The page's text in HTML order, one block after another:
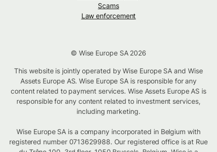
Scams
Law enforcement
© Wise Europe SA 2026
This website is jointly operated by Wise Europe SA and Wise
Assets Europe AS. Wise Europe SA is responsible for any
content related to payment services. Wise Assets Europe AS is
responsible for any content related to investment services,
including marketing.
Wise Europe SA is a company incorporated in Belgium with
registered number 0713629988. Our registered office is at Rue